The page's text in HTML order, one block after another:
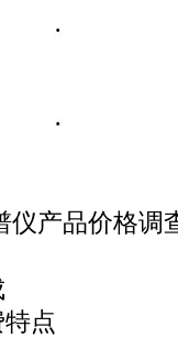
产品价格调
点